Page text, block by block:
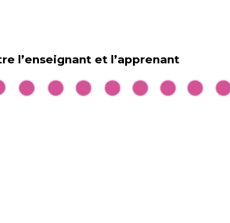
l’enseignant et l’apprenant